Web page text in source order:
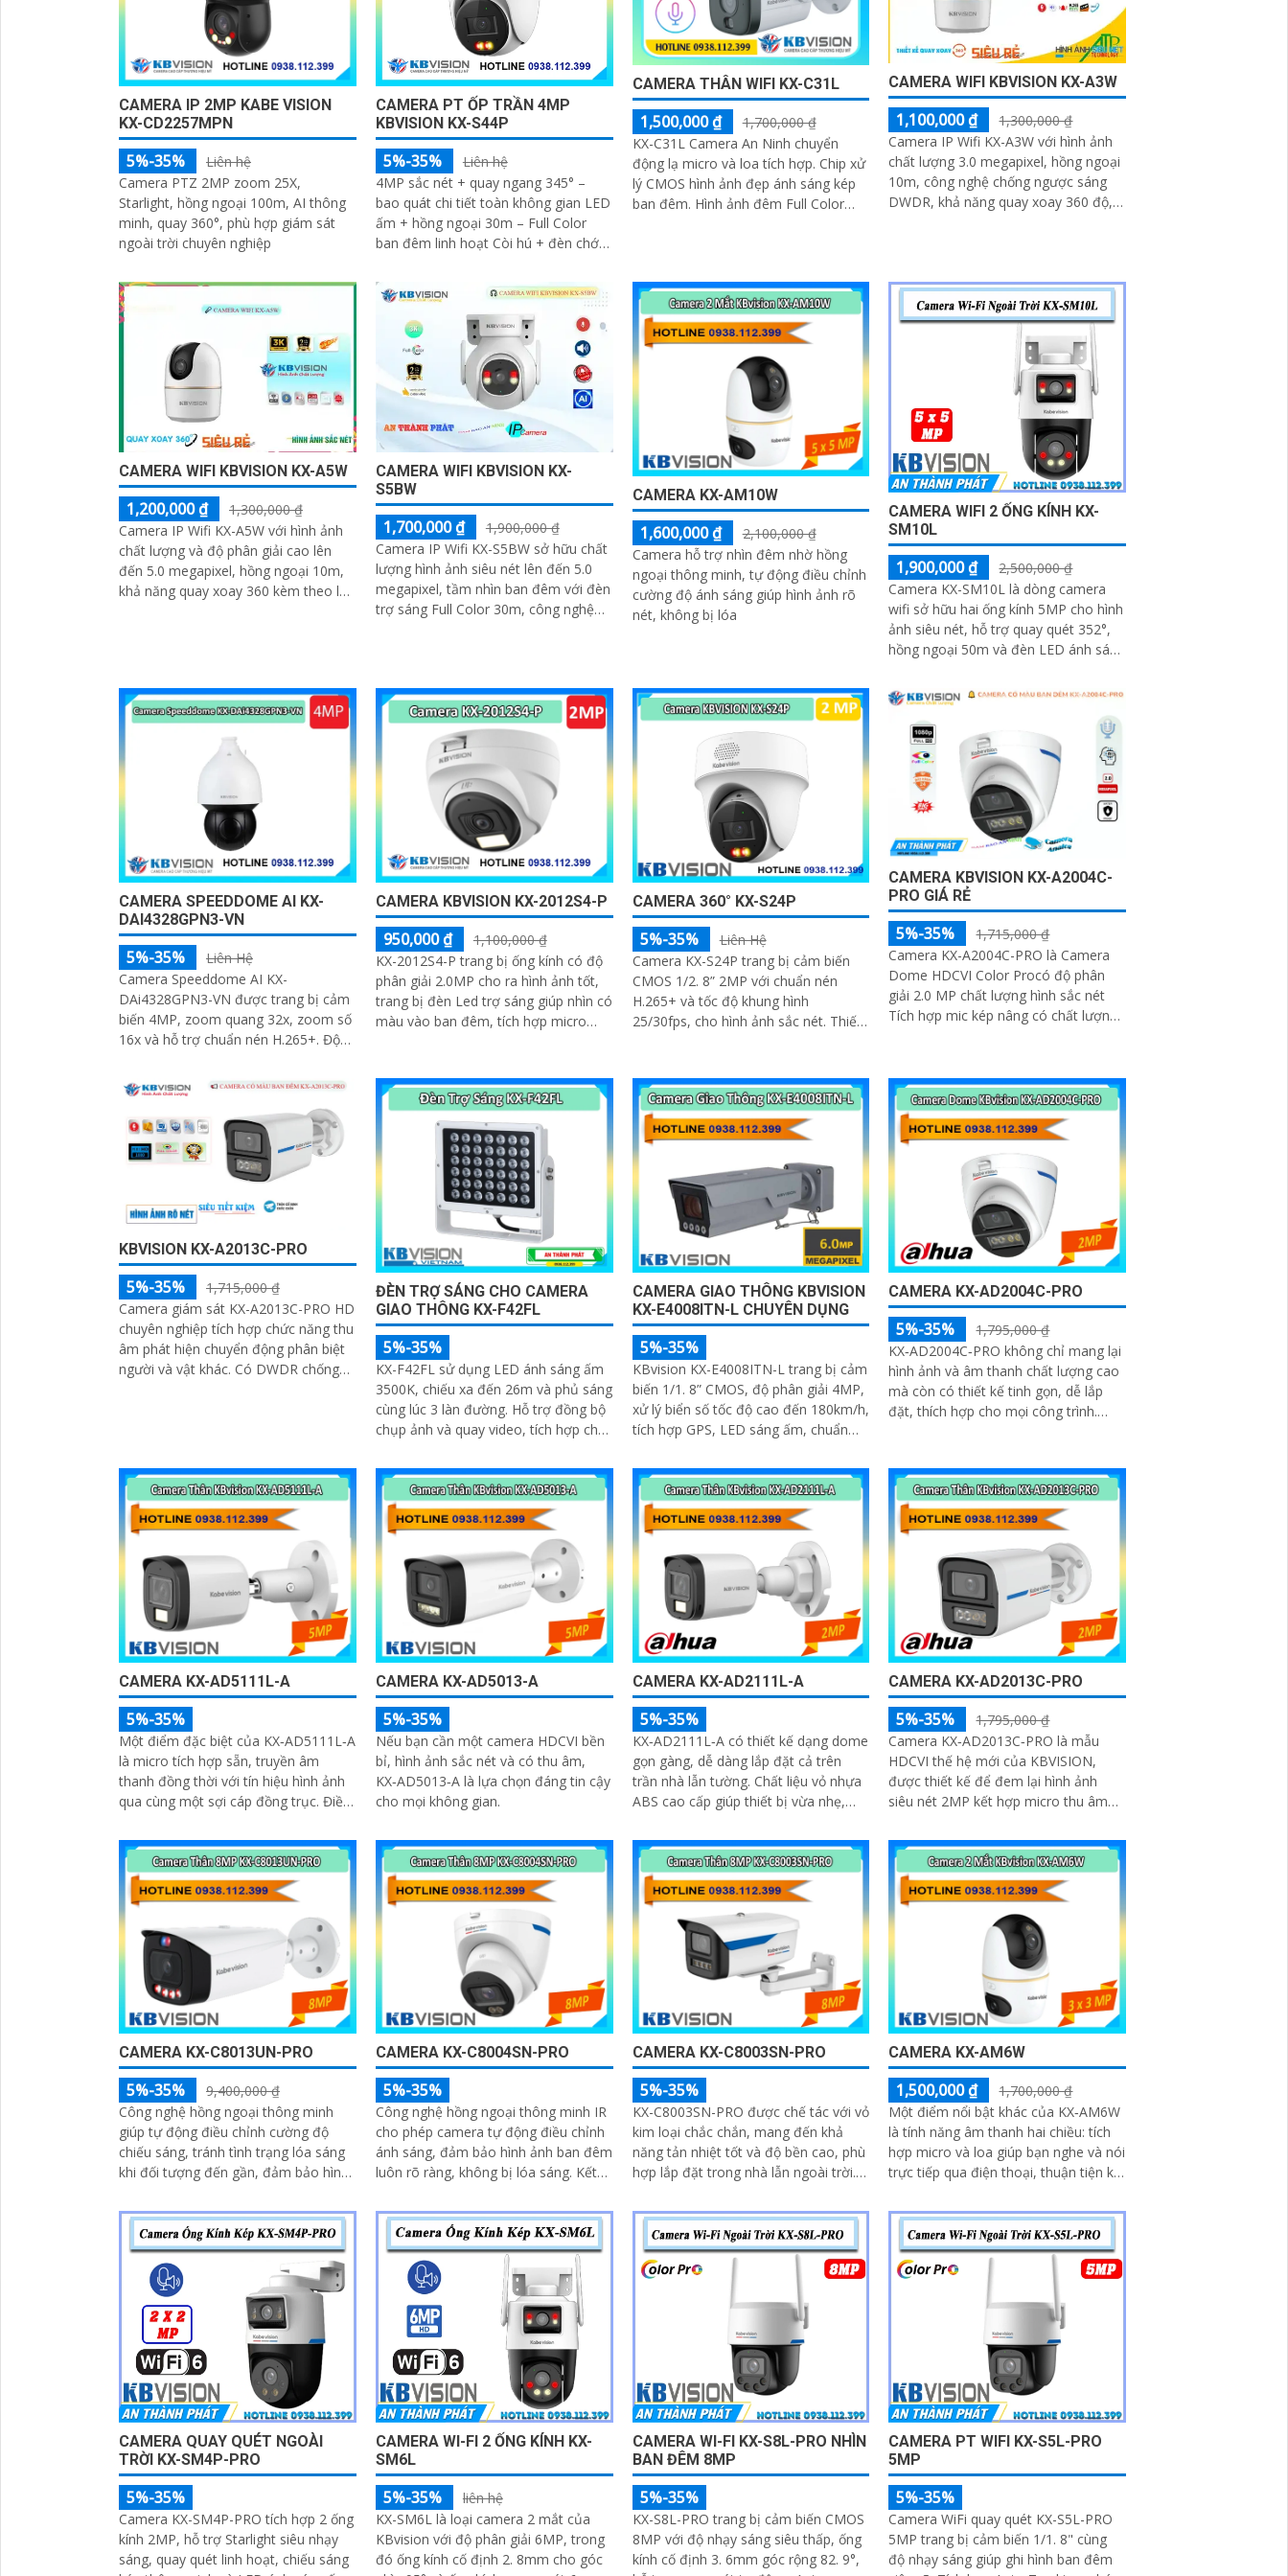
CAMERA IP 2MP KABE VISION
KX-CD2257MPN
5%-35%
Liên hệ
Camera PTZ 2MP zoom 25X,
Starlight, hồng ngoại 100m, AI thông
minh, quay 360°, phù hợp giám sát
ngoài trời chuyên nghiệp
CAMERA PT ỐP TRẦN 4MP
KBVISION KX-S44P
5%-35%
Liên hệ
4MP sắc nét + quay ngang 345° –
bao quát chi tiết toàn không gian LED
ấm + hồng ngoại 30m – Full Color
ban đêm linh hoạt Còi hú + đèn chớp
tức thì
CAMERA THÂN WIFI KX-C31L
1,500,000 ₫
1,700,000 ₫
KX-C31L Camera An Ninh chuyển
động lạ micro và loa tích hợp. Chip xử
lý CMOS hình ảnh đẹp ánh sáng kép
ban đêm. Hình ảnh đêm Full Color
CAMERA WIFI KBVISION KX-A3W
1,100,000 ₫
1,300,000 ₫
Camera IP Wifi KX-A3W với hình ảnh
chất lượng 3.0 megapixel, hồng ngoại
10m, công nghệ chống ngược sáng
DWDR, khả năng quay xoay 360 độ,
CAMERA WIFI KBVISION KX-A5W
1,200,000 ₫
1,300,000 ₫
Camera IP Wifi KX-A5W với hình ảnh
chất lượng và độ phân giải cao lên
đến 5.0 megapixel, hồng ngoại 10m,
khả năng quay xoay 360 kèm theo loa
CAMERA WIFI KBVISION KX-
S5BW
1,700,000 ₫
1,900,000 ₫
Camera IP Wifi KX-S5BW sở hữu chất
lượng hình ảnh siêu nét lên đến 5.0
megapixel, tầm nhìn ban đêm với đèn
trợ sáng Full Color 30m, công nghệ
CAMERA KX-AM10W
1,600,000 ₫
2,100,000 ₫
Camera hỗ trợ nhìn đêm nhờ hồng
ngoại thông minh, tự động điều chỉnh
cường độ ánh sáng giúp hình ảnh rõ
nét, không bị lóa
CAMERA WIFI 2 ỐNG KÍNH KX-
SM10L
1,900,000 ₫
2,500,000 ₫
Camera KX-SM10L là dòng camera
wifi sở hữu hai ống kính 5MP cho hình
ảnh siêu nét, hỗ trợ quay quét 352°,
hồng ngoại 50m và đèn LED ánh sáng
CAMERA SPEEDDOME AI KX-
DAI4328GPN3-VN
5%-35%
Liên Hệ
Camera Speeddome AI KX-
DAi4328GPN3-VN được trang bị cảm
biến 4MP, zoom quang 32x, zoom số
16x và hỗ trợ chuẩn nén H.265+. Độ
CAMERA KBVISION KX-2012S4-P
950,000 ₫
1,100,000 ₫
KX-2012S4-P trang bị ống kính có độ
phân giải 2.0MP cho ra hình ảnh tốt,
trang bị đèn Led trợ sáng giúp nhìn có
màu vào ban đêm, tích hợp micro
với đầu ghi hình
CAMERA 360° KX-S24P
5%-35%
Liên Hệ
Camera KX-S24P trang bị cảm biến
CMOS 1/2. 8” 2MP với chuẩn nén
H.265+ và tốc độ khung hình
25/30fps, cho hình ảnh sắc nét. Thiết
CAMERA KBVISION KX-A2004C-
PRO GIÁ RẺ
5%-35%
1,715,000 ₫
Camera KX-A2004C-PRO là Camera
Dome HDCVI Color Procó độ phân
giải 2.0 MP chất lượng hình sắc nét
Tích hợp mic kép nâng có chất lượng
KBVISION KX-A2013C-PRO
5%-35%
1,715,000 ₫
Camera giám sát KX-A2013C-PRO HD
chuyên nghiệp tích hợp chức năng thu
âm phát hiện chuyển động phân biệt
người và vật khác. Có DWDR chống
ĐÈN TRỢ SÁNG CHO CAMERA
GIAO THÔNG KX-F42FL
5%-35%
KX-F42FL sử dụng LED ánh sáng ấm
3500K, chiếu xa đến 26m và phủ sáng
cùng lúc 3 làn đường. Hỗ trợ đồng bộ
chụp ảnh và quay video, tích hợp chế
CAMERA GIAO THÔNG KBVISION
KX-E4008ITN-L CHUYÊN DỤNG
5%-35%
KBvision KX-E4008ITN-L trang bị cảm
biến 1/1. 8” CMOS, độ phân giải 4MP,
xử lý biển số tốc độ cao đến 180km/h,
tích hợp GPS, LED sáng ấm, chuẩn
phạm vượt trội: lấn làn, đi ngược
chiều, phát hiện kẹt xe, ANPR chính
xác >99%
CAMERA KX-AD2004C-PRO
5%-35%
1,795,000 ₫
KX‑AD2004C‑PRO không chỉ mang lại
hình ảnh và âm thanh chất lượng cao
mà còn có thiết kế tinh gọn, dễ lắp
đặt, thích hợp cho mọi công trình.
để giám sát toàn bộ không gian một
cách hiệu quả, tiết kiệm thời gian và
chi phí
CAMERA KX-AD5111L-A
5%-35%
Một điểm đặc biệt của KX‑AD5111L‑A
là micro tích hợp sẵn, truyền âm
thanh đồng thời với tín hiệu hình ảnh
qua cùng một sợi cáp đồng trục. Điều
micro rời, giảm thiểu chi phí và thời
gian thi công
CAMERA KX-AD5013-A
5%-35%
Nếu bạn cần một camera HDCVI bền
bỉ, hình ảnh sắc nét và có thu âm,
KX‑AD5013‑A là lựa chọn đáng tin cậy
cho mọi không gian.
CAMERA KX-AD2111L-A
5%-35%
KX‑AD2111L‑A có thiết kế dạng dome
gọn gàng, dễ dàng lắp đặt cả trên
trần nhà lẫn tường. Chất liệu vỏ nhựa
ABS cao cấp giúp thiết bị vừa nhẹ,
môi trường bên ngoài
CAMERA KX-AD2013C-PRO
5%-35%
1,795,000 ₫
Camera KX‑AD2013C‑PRO là mẫu
HDCVI thế hệ mới của KBVISION,
được thiết kế để đem lại hình ảnh
siêu nét 2MP kết hợp micro thu âm
vượt trội. Đây là giải pháp giám sát
đáng tin cậy cho gia đình, cửa hàng,
nhà kho, xưởng sản xuất… hoạt động
bền bỉ cả ngày lẫn đêm
CAMERA KX-C8013UN-PRO
5%-35%
9,400,000 ₫
Công nghệ hồng ngoại thông minh
giúp tự động điều chỉnh cường độ
chiếu sáng, tránh tình trạng lóa sáng
khi đối tượng đến gần, đảm bảo hình
đó, công nghệ giảm nhiễu 3DNR và
chống ngược sáng DWDR giúp
camera tái tạo màu sắc chính xác và
rõ ràng trong mọi điều kiện ánh sáng
phức tạp như ngược sáng mạnh hay
thiếu sáng
CAMERA KX-C8004SN-PRO
5%-35%
Công nghệ hồng ngoại thông minh IR
cho phép camera tự động điều chỉnh
ánh sáng, đảm bảo hình ảnh ban đêm
luôn rõ ràng, không bị lóa sáng. Kết
(DWDR) và giảm nhiễu (3DNR), hình
ảnh thu được luôn mượt mà, màu sắc
chân thực và chi tiết rõ nét, ngay cả
trong môi trường ánh sáng yếu hoặc
ánh sáng phức tạp như ngược sáng
hoặc chói nắng
CAMERA KX-C8003SN-PRO
5%-35%
KX-C8003SN-PRO được chế tác với vỏ
kim loại chắc chắn, mang đến khả
năng tản nhiệt tốt và độ bền cao, phù
hợp lắp đặt trong nhà lẫn ngoài trời.
tiết kiệm thời gian và chi phí cho
người dùng
CAMERA KX-AM6W
1,500,000 ₫
1,700,000 ₫
Một điểm nổi bật khác của KX‑AM6W
là tính năng âm thanh hai chiều: tích
hợp micro và loa giúp bạn nghe và nói
trực tiếp qua điện thoại, thuận tiện khi
chuyện với khách hoặc cảnh báo
người lạ. Kết hợp với khả năng lưu trữ
thẻ nhớ và xem lại nhanh chóng, đây
thực sự là giải pháp giám sát thông
minh, gọn nhẹ mà vô cùng hiệu quả
CAMERA QUAY QUÉT NGOÀI
TRỜI KX-SM4P-PRO
5%-35%
Camera KX-SM4P-PRO tích hợp 2 ống
kính 2MP, hỗ trợ Starlight siêu nhạy
sáng, quay quét linh hoạt, chiếu sáng
CAMERA WI-FI 2 ỐNG KÍNH KX-
SM6L
5%-35%
liên hệ
KX-SM6L là loại camera 2 mắt của
KBvision với độ phân giải 6MP, trong
đó ống kính cố định 2. 8mm cho góc
CAMERA WI-FI KX-S8L-PRO NHÌN
BAN ĐÊM 8MP
5%-35%
KX-S8L-PRO trang bị cảm biến CMOS
8MP với độ nhạy sáng siêu thấp, ống
kính cố định 3. 6mm góc rộng 82. 9°,
CAMERA PT WIFI KX-S5L-PRO
5MP
5%-35%
Camera WiFi quay quét KX-S5L-PRO
5MP trang bị cảm biến 1/1. 8" cùng
độ nhạy sáng giúp ghi hình ban đêm